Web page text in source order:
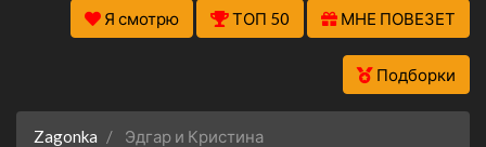
Я смотрю ТОП 50 МНЕ ПОВЕЗЕТ
Подборки
Zagonka Эдгар и Кристина